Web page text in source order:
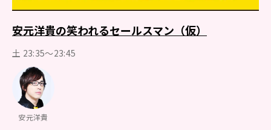
安元洋貴の笑われるセールスマン（仮）
土 23:35～23:45
安元洋貴